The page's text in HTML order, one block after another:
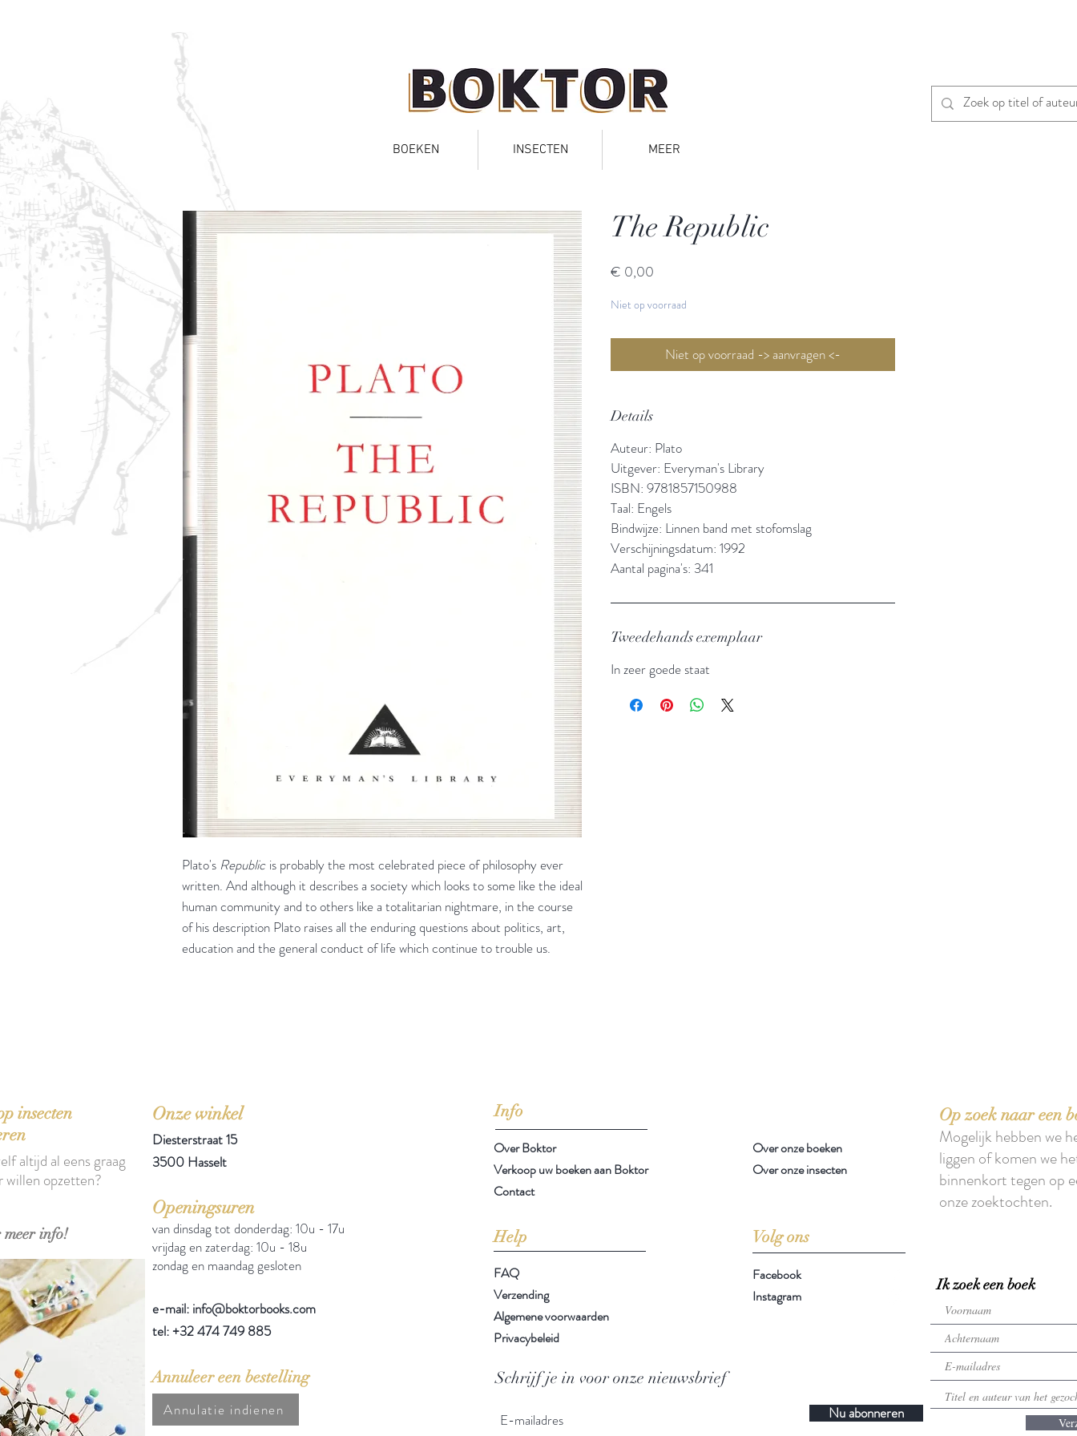
BOEKEN INSECTEN MEER
Plato's Republic is probably the most celebrated piece of philosophy ever
written. And although it describes a society which looks to some like the ideal
human community and to others like a totalitarian nightmare, in the course
of his description Plato raises all the enduring questions about politics, art,
education and the general conduct of life which continue to trouble us.
The Republic
€ 0,00
Niet op voorraad
Niet op voorraad -> aanvragen <-
Details
Auteur: Plato
Uitgever: Everyman's Library
ISBN: 9781857150988
Taal: Engels
Bindwijze: Linnen band met stofomslag
Verschijningsdatum: 1992
Aantal pagina's: 341
Tweedehands exemplaar
In zeer goede staat
insecten
info!
altijd al eens graag
willen opzetten?
Onze winkel
Diesterstraat 15
3500 Hasselt
Openingsuren
van dinsdag tot donderdag: 10u - 17u
vrijdag en zaterdag: 10u - 18u
zondag en maandag gesloten
e-mail: info@boktorbooks.com
tel: +32 474 749 885
Info
Over Boktor
Verkoop uw boeken aan Boktor
Contact
Help Volg ons
Op zoek naar een
Mogelijk hebben we
liggen of komen we
binnenkort tegen op
onze zoektochten.
FAQ
Verzending
Algemene voorwaarden
Privacybeleid
Facebook
Instagram
Schrijf je in voor onze nieuwsbrief
Nu abonneren
Ik zoek een boek
Over onze boeken
Over onze insecten
Annuleer een bestelling
Annulatie indienen